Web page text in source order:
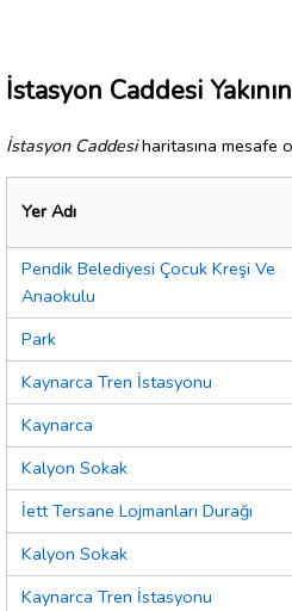
İstasyon Caddesi
İstasyon Caddesiharitasına mesafe
Yer Adı
Pendik Belediyesi Çocuk Kreşi Ve
Anaokulu
Park
Kaynarca Tren İstasyonu
Kaynarca
Kalyon Sokak
İett Tersane Lojmanları Durağı
Kalyon Sokak
Kaynarca Tren İstasyonu